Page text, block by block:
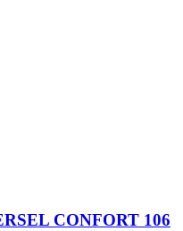
CONFORT 106